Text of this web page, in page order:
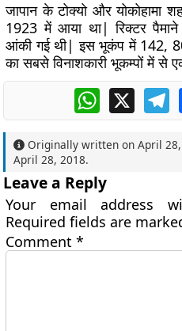
जापान के टोक्यो और योकोहामा
1923 में आया था| रिक्टर
आंकी गई थी| इस भूकंप में 142,
का सबसे विनाशकारी भूकम्पों में से
WhatsApp
X
Originally written onApril
April 28, 2018.
Leave a Reply
Your email address
Required fields are
Comment*